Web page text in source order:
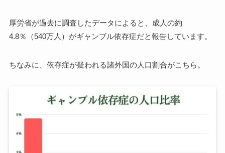
厚労省が過去に調査したデータによると、成人の約
4.8％（540万人）がギャンブル依存症だと報告しています。
ちなみに、依存症が疑われる諸外国の人口割合がこちら。